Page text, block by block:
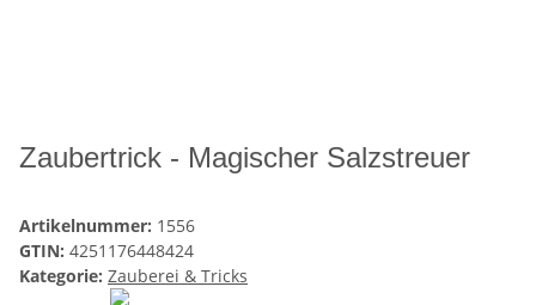
Zaubertrick - Magischer Salzstreuer
Artikelnummer: 1556
GTIN: 4251176448424
Kategorie: Zauberei & Tricks